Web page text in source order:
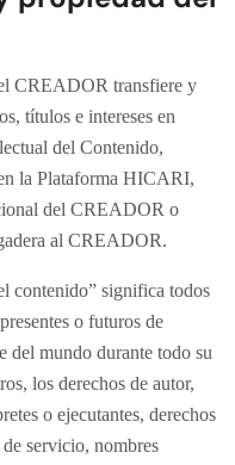
CREADOR transfiere y
títulos e intereses en
del Contenido,
la Plataforma HICARI,
del CREADOR o
al CREADOR.
contenido” significa todos
o futuros de
del mundo durante todo su
los derechos de autor,
o ejecutantes, derechos
servicio, nombres